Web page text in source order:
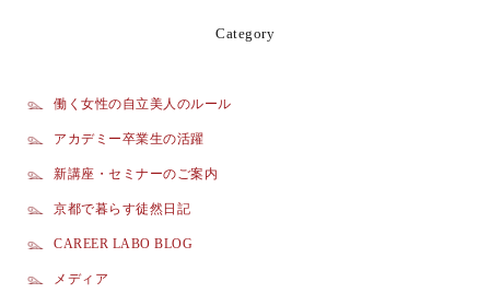
Category
働く女性の自立美人のルール
アカデミー卒業生の活躍
新講座・セミナーのご案内
京都で暮らす徒然日記
CAREER LABO BLOG
メディア